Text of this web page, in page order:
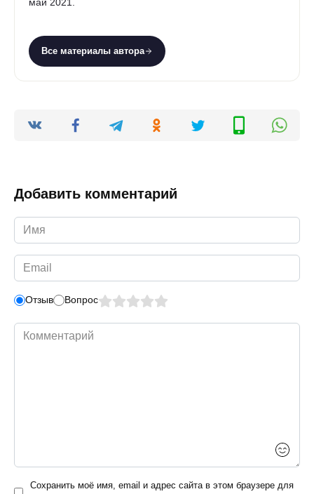
Все материалы автора
Добавить комментарий
Имя
*
Email
*
Отзыв Вопрос
Комментарий
Сохранить моё имя, email и адрес сайта в этом браузере для